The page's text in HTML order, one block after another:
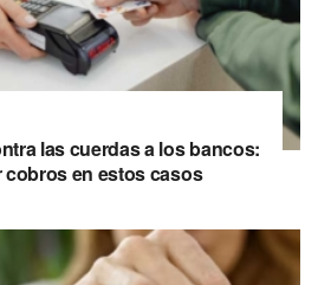
las cuerdas a los bancos:
en estos casos